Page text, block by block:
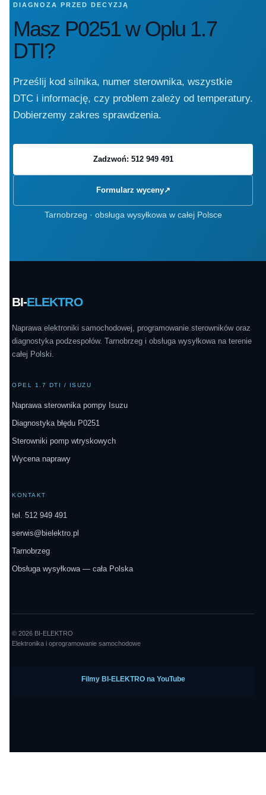
DIAGNOZA PRZED DECYZJĄ
Masz P0251 w Oplu 1.7
DTI?
Prześlij kod silnika, numer sterownika, wszystkie
DTC i informację, czy problem zależy od temperatury.
Dobierzemy zakres sprawdzenia.
Zadzwoń: 512 949 491
Formularz wyceny↗
Tarnobrzeg · obsługa wysyłkowa w całej Polsce
BI-ELEKTRO
Naprawa elektroniki samochodowej, programowanie sterowników oraz
diagnostyka podzespołów. Tarnobrzeg i obsługa wysyłkowa na terenie
całej Polski.
OPEL 1.7 DTI / ISUZU
Naprawa sterownika pompy Isuzu
Diagnostyka błędu P0251
Sterowniki pomp wtryskowych
Wycena naprawy
KONTAKT
tel. 512 949 491
serwis@bielektro.pl
Tarnobrzeg
Obsługa wysyłkowa — cała Polska
© 2026 BI-ELEKTRO
Elektronika i oprogramowanie samochodowe
Filmy BI-ELEKTRO na YouTube